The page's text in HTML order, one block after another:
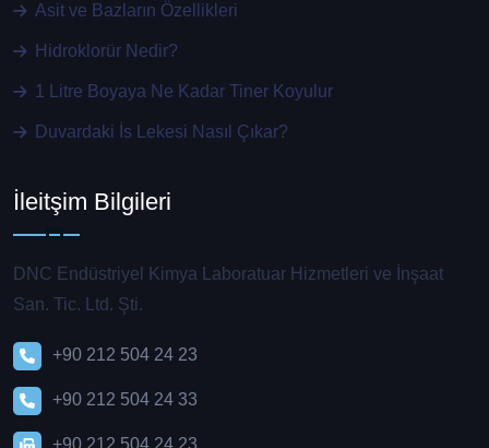
Asit ve Bazların Özellikleri
Hidroklorür Nedir?
1 Litre Boyaya Ne Kadar Tiner Koyulur
Duvardaki İs Lekesi Nasıl Çıkar?
İleitşim Bilgileri
DNC Endüstriyel Kimya Laboratuar Hizmetleri ve İnşaat
San. Tic. Ltd. Şti.
+90 212 504 24 23
+90 212 504 24 33
+90 212 504 24 23